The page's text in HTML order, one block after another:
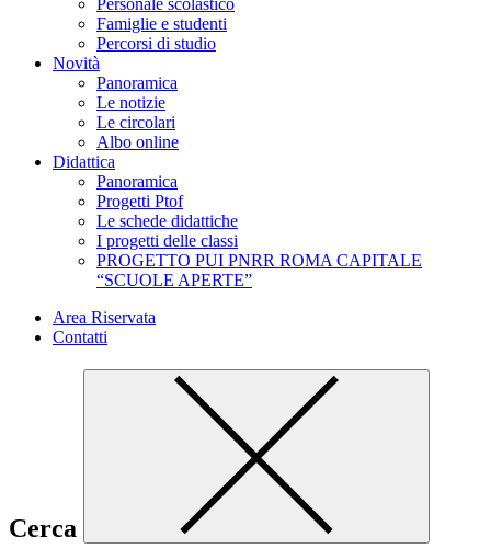
Personale scolastico
Famiglie e studenti
Percorsi di studio
Novità
Panoramica
Le notizie
Le circolari
Albo online
Didattica
Panoramica
Progetti Ptof
Le schede didattiche
I progetti delle classi
PROGETTO PUI PNRR ROMA CAPITALE
“SCUOLE APERTE”
Area Riservata
Contatti
Cerca